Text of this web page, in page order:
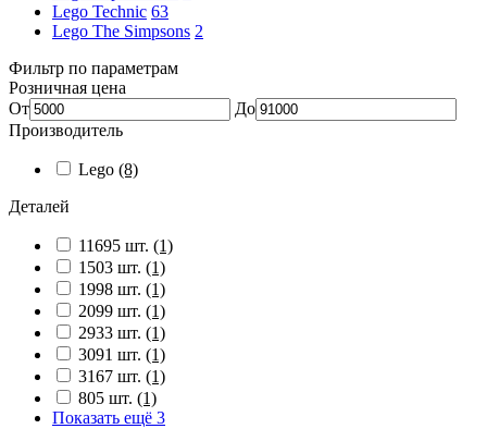
Lego Technic 63
Lego The Simpsons 2
Фильтр по параметрам
Розничная цена
От
До
Производитель
Lego (8)
Деталей
11695 шт. (1)
1503 шт. (1)
1998 шт. (1)
2099 шт. (1)
2933 шт. (1)
3091 шт. (1)
3167 шт. (1)
805 шт. (1)
Показать ещё 3